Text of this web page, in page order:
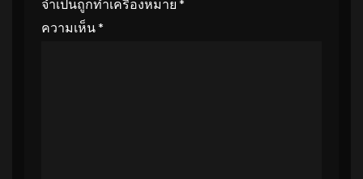
จำเป็นถูกทำเครื่องหมาย *
ความเห็น*